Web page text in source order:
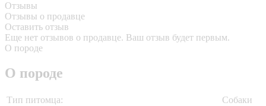
Отзывы
Отзывы о продавце
Оставить отзыв
Еще нет отзывов о продавце. Ваш отзыв будет первым.
О породе
О породе
Тип питомца:
Собаки